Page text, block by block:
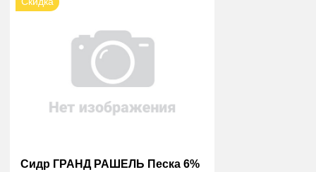
Сидр ГРАНД РАШЕЛЬ Песка 6%